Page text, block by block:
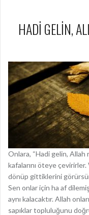
HADİ GELİN,
Onlara, “Hadi gelin,
kafalarını öteye
dönüp gittiklerini
Sen onlar için ha af
aynı kalacaktır. Allah
sapıklar topluluğunu